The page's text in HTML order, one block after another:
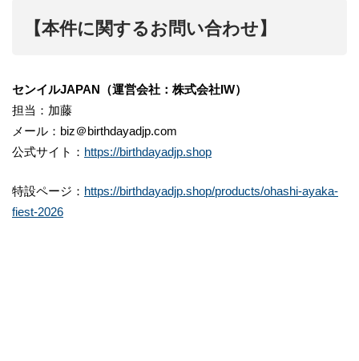
【本件に関するお問い合わせ】
センイルJAPAN（運営会社：株式会社IW）
担当：加藤
メール：biz＠birthdayadjp.com
公式サイト： https://birthdayadjp.shop
特設ページ： https://birthdayadjp.shop/products/ohashi-ayaka-
fiest-2026